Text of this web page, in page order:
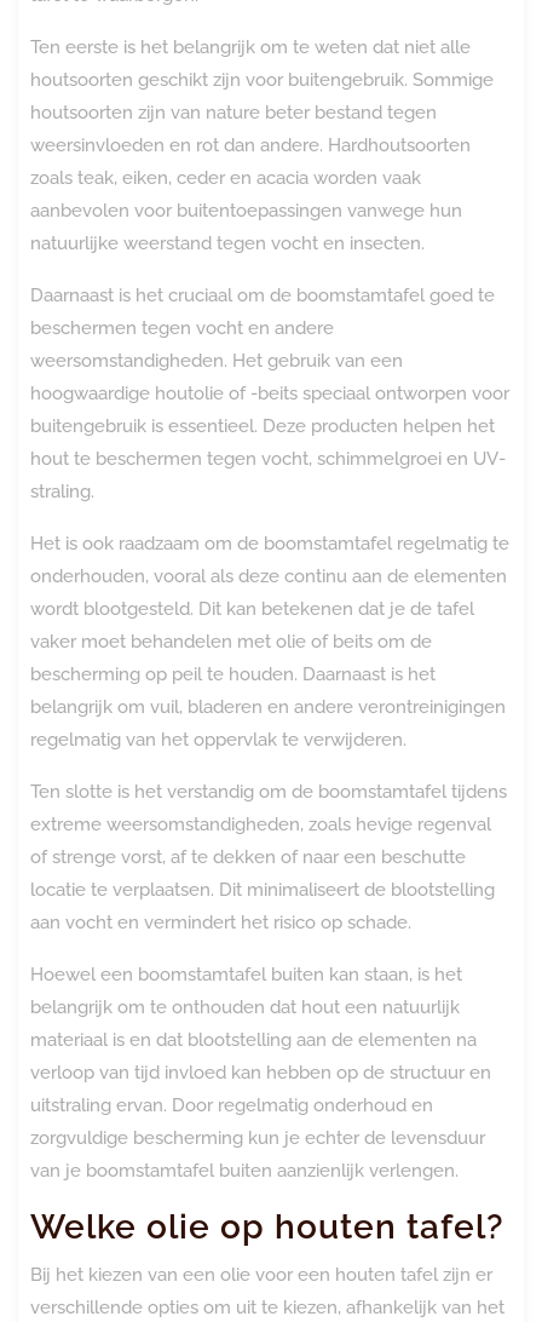
Ten eerste is het belangrijk om te weten dat niet alle
houtsoorten geschikt zijn voor buitengebruik. Sommige
houtsoorten zijn van nature beter bestand tegen
weersinvloeden en rot dan andere. Hardhoutsoorten
zoals teak, eiken, ceder en acacia worden vaak
aanbevolen voor buitentoepassingen vanwege hun
natuurlijke weerstand tegen vocht en insecten.
Daarnaast is het cruciaal om de boomstamtafel goed te
beschermen tegen vocht en andere
weersomstandigheden. Het gebruik van een
hoogwaardige houtolie of -beits speciaal ontworpen voor
buitengebruik is essentieel. Deze producten helpen het
hout te beschermen tegen vocht, schimmelgroei en UV-
straling.
Het is ook raadzaam om de boomstamtafel regelmatig te
onderhouden, vooral als deze continu aan de elementen
wordt blootgesteld. Dit kan betekenen dat je de tafel
vaker moet behandelen met olie of beits om de
bescherming op peil te houden. Daarnaast is het
belangrijk om vuil, bladeren en andere verontreinigingen
regelmatig van het oppervlak te verwijderen.
Ten slotte is het verstandig om de boomstamtafel tijdens
extreme weersomstandigheden, zoals hevige regenval
of strenge vorst, af te dekken of naar een beschutte
locatie te verplaatsen. Dit minimaliseert de blootstelling
aan vocht en vermindert het risico op schade.
Hoewel een boomstamtafel buiten kan staan, is het
belangrijk om te onthouden dat hout een natuurlijk
materiaal is en dat blootstelling aan de elementen na
verloop van tijd invloed kan hebben op de structuur en
uitstraling ervan. Door regelmatig onderhoud en
zorgvuldige bescherming kun je echter de levensduur
van je boomstamtafel buiten aanzienlijk verlengen.
Welke olie op houten tafel?
Bij het kiezen van een olie voor een houten tafel zijn er
verschillende opties om uit te kiezen, afhankelijk van het